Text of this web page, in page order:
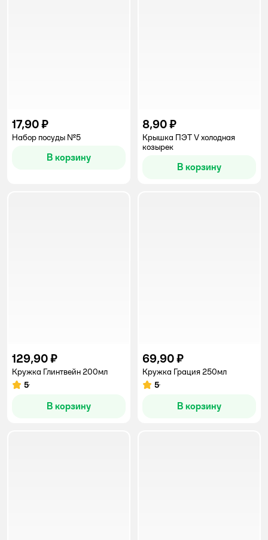
17,90 ₽
Набор посуды №5
В корзину
8,90 ₽
Крышка ПЭТ V холодная
козырек
В корзину
129,90 ₽
Кружка Глинтвейн 200мл
Рейтинг:
5
В корзину
69,90 ₽
Кружка Грация 250мл
Рейтинг:
5
В корзину